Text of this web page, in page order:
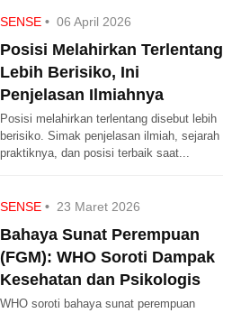
SENSE • 06 April 2026
Posisi Melahirkan Terlentang
Lebih Berisiko, Ini
Penjelasan Ilmiahnya
Posisi melahirkan terlentang disebut lebih
berisiko. Simak penjelasan ilmiah, sejarah
praktiknya, dan posisi terbaik saat...
SENSE • 23 Maret 2026
Bahaya Sunat Perempuan
(FGM): WHO Soroti Dampak
Kesehatan dan Psikologis
WHO soroti bahaya sunat perempuan